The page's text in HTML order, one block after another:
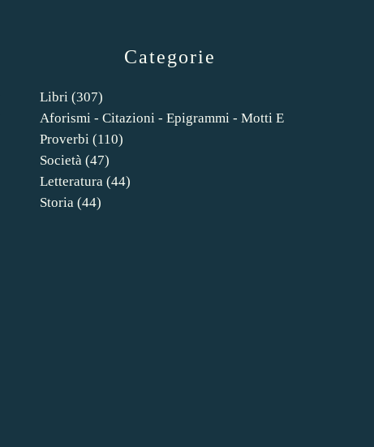
Categorie
Libri (307)
Aforismi - Citazioni - Epigrammi - Motti E
Proverbi (110)
Società (47)
Letteratura (44)
Storia (44)